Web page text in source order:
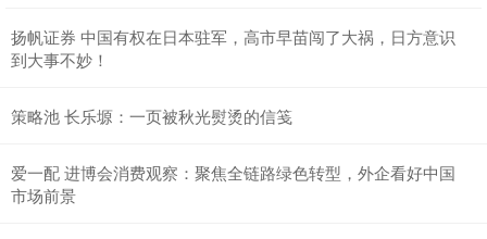
扬帆证券 中国有权在日本驻军，高市早苗闯了大祸，日方意识
到大事不妙！
策略池 长乐塬：一页被秋光熨烫的信笺
爱一配 进博会消费观察：聚焦全链路绿色转型，外企看好中国
市场前景